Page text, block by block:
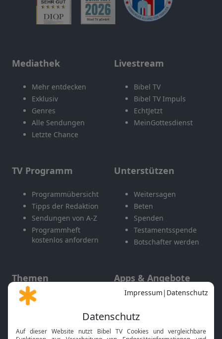
Mediathek
Mehr entdecken
Exklusiv
Genres
Alle Sendungen
Letzte Chance
Livestream
Bibel TV
Bibel TV Impuls
EchtJetzt
MeinGottesdienst
TV Programm
Programmübersicht
Tipps der Redaktion
Sendungen von A-Z
Programmheft
kostenlos anfordern
Unterstützen
Weitersagen
Beten
Spenden
Testamentsspende
Botschafter werden
Themen
Gott und Bibel erklärt
Apps & Angebote
Mobile App